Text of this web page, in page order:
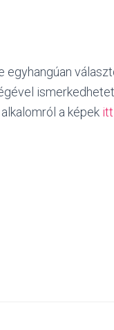
a képek itt